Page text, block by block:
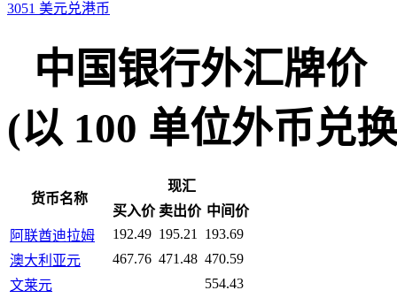
3051 美元兑港币
中国银行外汇牌价
(以 100 单位外币兑
货币名称
现汇
买入价 卖出价 中间价
阿联酋迪拉姆
192.49 195.21
193.69
澳大利亚元
467.76 471.48 470.59
文莱元
554.43